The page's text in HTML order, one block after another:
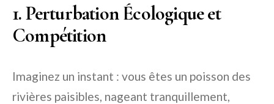
1. Perturbation Écologique et
Compétition
Imaginez un instant : vous êtes un poisson des
rivières paisibles, nageant tranquillement,